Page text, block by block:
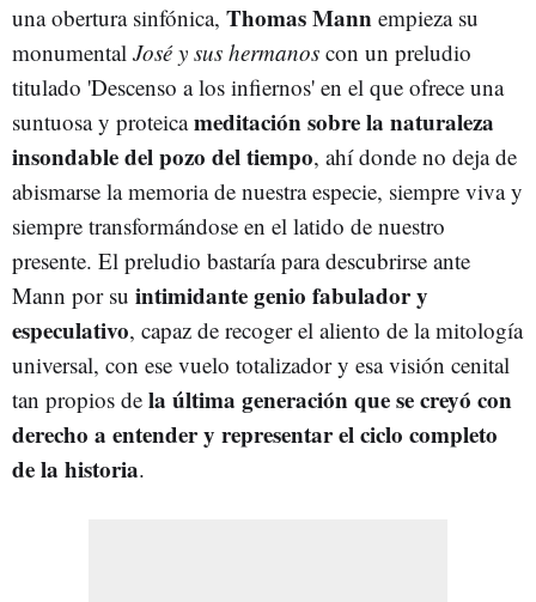
una obertura sinfónica, Thomas Mann empieza su
monumental José y sus hermanos con un preludio
titulado 'Descenso a los infiernos' en el que ofrece una
suntuosa y proteicameditación sobre la naturaleza
insondable del pozo del tiempo, ahí donde no deja de
abismarse la memoria de nuestra especie, siempre viva y
siempre transformándose en el latido de nuestro
presente. El preludio bastaría para descubrirse ante
Mann por su intimidante genio fabulador y
especulativo, capaz de recoger el aliento de la mitología
universal, con ese vuelo totalizador y esa visión cenital
tan propios de la última generación que se creyó con
derecho a entender y representar el ciclo completo
de la historia.